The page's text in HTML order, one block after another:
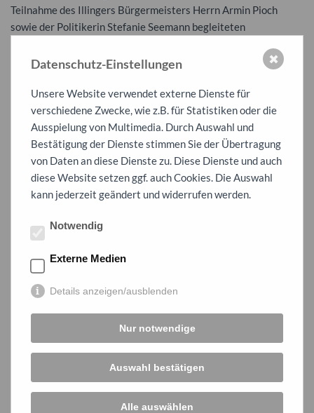
Teilnahme des Illingers Bürgermeisters Herrn Armin Pioch
sowie der Politikerin Stefanie Seemann begleiteten
(Landschaftsarchitektur und -ökologie) sowie die Doktorandin
Schüler im Rahmen des Vormittags. Die örtliche Presse VKZ,
Mühlacker Tagblatt sowie die PZ waren ebenfalls vor Ort, was
die Einmaligkeit des Projekts unterstreicht.
Am Nachmittag werden die Modelle in einer Präsentation
Lehrkräften und Schülervertreter:innen auf ihre Umsetzbarkeit
geprüft. So fließen die besten Ideen direkt in die weitere
Planung ein.
und Kreativität Hand in Hand gehen können. Gemeinsam mit
Natur erlebbar machen und den Schulalltag bereichern – ganz
im Sinne einer grünen, zukunftsorientierten Schule.
Datenschutz-Einstellungen
Unsere Website verwendet externe Dienste für
verschiedene Zwecke, wie z.B. für Statistiken oder die
Ausspielung von Multimedia. Durch Auswahl und
Bestätigung der Dienste stimmen Sie der Übertragung
von Daten an diese Dienste zu. Diese Dienste und auch
diese Website setzen ggf. auch Cookies. Die Auswahl
kann jederzeit geändert und widerrufen werden.
Notwendig
Externe Medien
Details anzeigen/ausblenden
Nur notwendige
Auswahl bestätigen
Alle auswählen
✖